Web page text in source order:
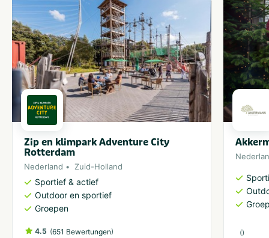
Zip en klimpark Adventure City
Rotterdam
Nederland Zuid-Holland
Sportief & actief
Outdoor en sportief
Groepen
4.5 (651 Bewertungen) ()